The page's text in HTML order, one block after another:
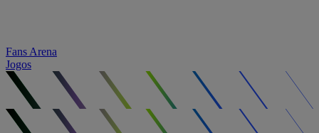
Fans Arena
Jogos